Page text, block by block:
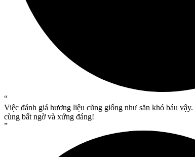
“
Việc đánh giá hương liệu cũng giống như săn khó báu
cùng bất ngờ và xứng đáng!
”